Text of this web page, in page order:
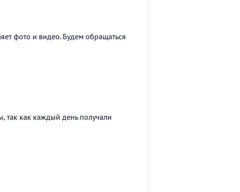
фото и видео. Будем обращаться
так как каждый день получали